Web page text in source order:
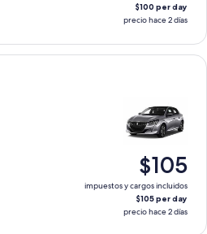
$100 per day
precio hace 2 días
$105
impuestos y cargos incluidos
$105 per day
precio hace 2 días